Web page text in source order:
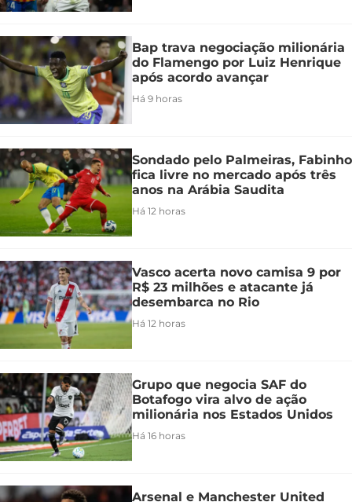
Bap trava negociação milionária
do Flamengo por Luiz Henrique
após acordo avançar
Há 9 horas
Sondado pelo Palmeiras, Fabinho
fica livre no mercado após três
anos na Arábia Saudita
Há 12 horas
Vasco acerta novo camisa 9 por
R$ 23 milhões e atacante já
desembarca no Rio
Há 12 horas
Grupo que negocia SAF do
Botafogo vira alvo de ação
milionária nos Estados Unidos
Há 16 horas
Arsenal e Manchester United